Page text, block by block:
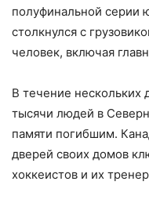
полуфинальной серии
столкнулся с
человек, включая
В течение нескольких
тысячи людей в
памяти погибшим.
дверей своих домов
хоккеистов и их